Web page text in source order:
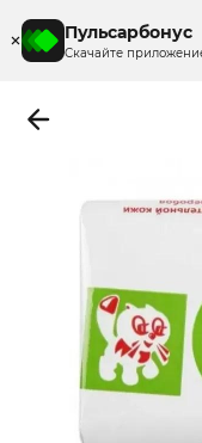
Пульсарбонус
Скачайте